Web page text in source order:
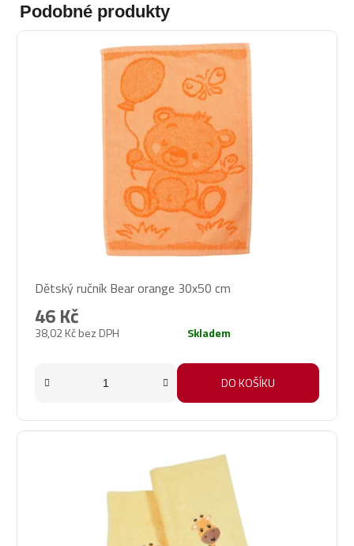
Podobné produkty
Dětský ručník Bear orange 30x50 cm
38,02 Kč bez DPH
46 Kč
Skladem
DO KOŠÍKU